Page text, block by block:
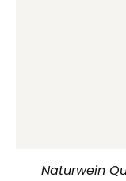
Naturwein